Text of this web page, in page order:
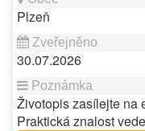
Plzeň
30.07.2026
Životopis zasílejte na
Praktická znalost